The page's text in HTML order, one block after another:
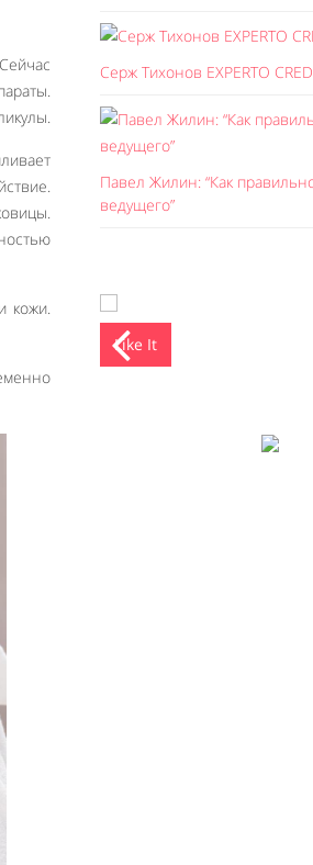
кожи.
Серж Тихонов EXPERTO
Павел Жилин: “Как
ведущего”
Like It